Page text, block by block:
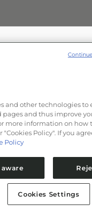
and other technologies to
pages and thus improve
more information on how
"Cookies Policy". If you
Policy
Cookies Settings